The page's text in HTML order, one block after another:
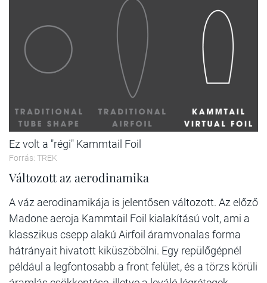
Ez volt a "régi" Kammtail Foil
Forrás: TREK
Változott az aerodinamika
A váz aerodinamikája is jelentősen változott. Az előző
Madone aeroja Kammtail Foil kialakítású volt, ami a
klasszikus csepp alakú Airfoil áramvonalas forma
hátrányait hivatott kiküszöbölni. Egy repülőgépnél
például a legfontosabb a front felület, és a törzs körüli